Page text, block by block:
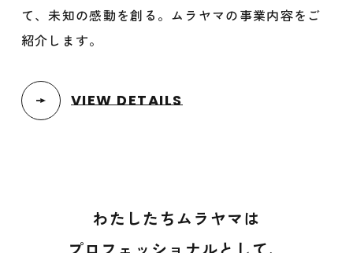
て、未知の感動を創る。ムラヤマの事業内容をご
紹介します。
VIEW DETAILS
わたしたちムラヤマは